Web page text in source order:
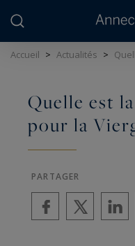
Accueil > Actualités >
Quelle est
pour la
PARTAGER